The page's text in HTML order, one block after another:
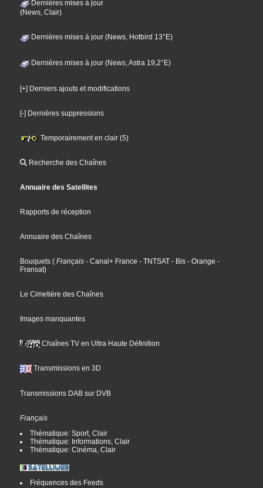
Dernières mises à jour
(News, Clair)
Dernières mises à jour (News, Hotbird 13°E)
Dernières mises à jour (News, Astra 19,2°E)
[+] Derniers ajouts et modifications
[-] Dernières suppressions
Temporairement en clair (5)
Recherche des Chaînes
Annuaire des Satellites
Rapports de réception
Annuaire des Chaînes
Bouquets ( Français - Canal+ France - TNTSAT - Bis - Orange -
Fransat)
Le Cimetière des Chaînes
Images manquantes
Chaînes TV en Ultra Haute Définition
Transmissions en 3D
Transmissions DAB sur DVB
Français
Thématique: Sport, Clair
Thématique: Informations, Clair
Thématique: Cinéma, Clair
Fréquences des Feeds